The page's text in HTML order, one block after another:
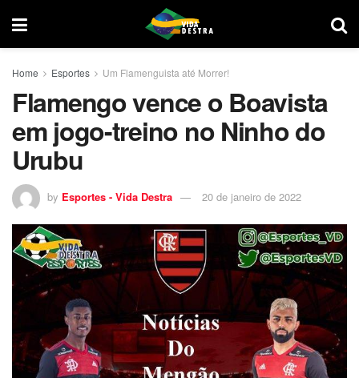
Home Esportes Um Flamenguista até Morrer!
Flamengo vence o Boavista
em jogo-treino no Ninho do
Urubu
by Esportes - Vida Destra 20 de janeiro de 2022